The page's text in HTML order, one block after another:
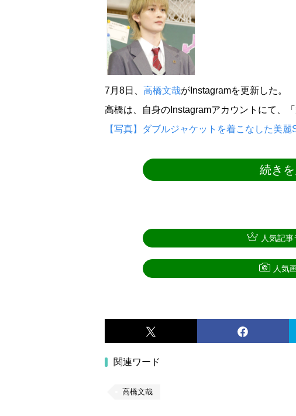
7月8日、 高橋文哉がInstagramを更新した。
高橋は、自身のInstagramアカウントにて、
【写真】ダブルジャケットを着こなした美麗
続き
関連ワード
高橋文哉
人気記
人気